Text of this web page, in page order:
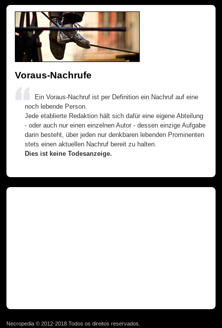
Voraus-Nachrufe
Ein Voraus-Nachruf ist per Definition ein Nachruf auf eine
noch lebende Person.
Jede etablierte Redaktion hält sich dafür eine eigene Abteilung
- oder auch nur einen einzelnen Autor - dessen einzige Aufgabe
darin besteht, über jeden nur denkbaren lebenden Prominenten
stets einen aktuellen Nachruf bereit zu halten.
Dies ist keine Todesanzeige.
Necropedia © 2012-2018 Todos os direitos reservados.